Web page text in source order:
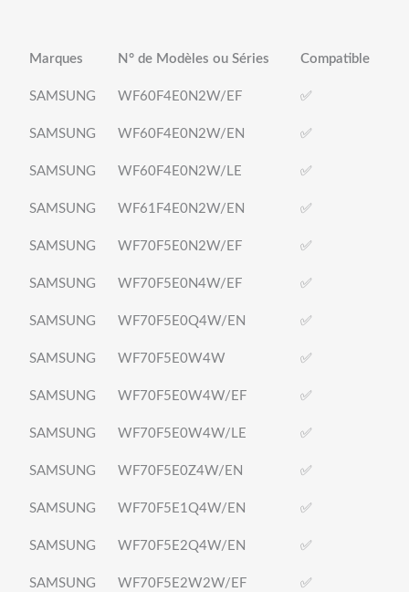
Marques N° de Modèles ou Séries Compatible
SAMSUNG WF60F4E0N2W/EF ✅
SAMSUNG WF60F4E0N2W/EN ✅
SAMSUNG WF60F4E0N2W/LE ✅
SAMSUNG WF61F4E0N2W/EN ✅
SAMSUNG WF70F5E0N2W/EF ✅
SAMSUNG WF70F5E0N4W/EF ✅
SAMSUNG WF70F5E0Q4W/EN ✅
SAMSUNG WF70F5E0W4W ✅
SAMSUNG WF70F5E0W4W/EF ✅
SAMSUNG WF70F5E0W4W/LE ✅
SAMSUNG WF70F5E0Z4W/EN ✅
SAMSUNG WF70F5E1Q4W/EN ✅
SAMSUNG WF70F5E2Q4W/EN ✅
SAMSUNG WF70F5E2W2W/EF ✅